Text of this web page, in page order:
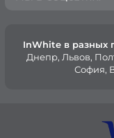
InWhite в разных
Днепр, Львов,
София,